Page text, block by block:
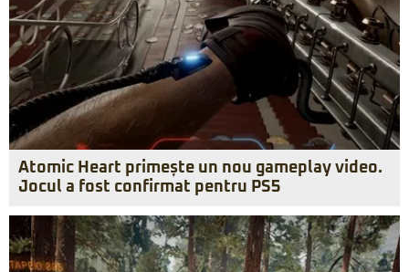
Atomic Heart primește un nou gameplay video.
Jocul a fost confirmat pentru PS5